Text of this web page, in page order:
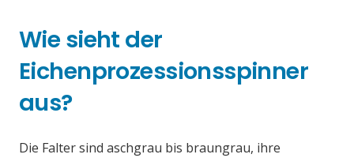
Wie sieht der
Eichenprozessionsspinner
aus?
Die Falter sind aschgrau bis braungrau, ihre